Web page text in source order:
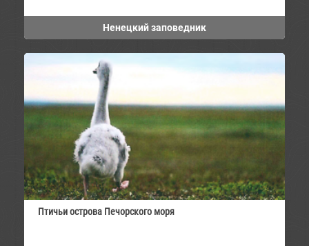
Ненецкий заповедник
Птичьи острова Печорского моря